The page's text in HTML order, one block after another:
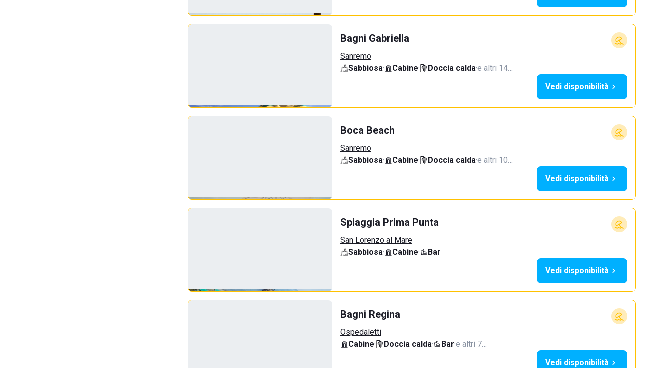
Bagni Gabriella
Sanremo
Sabbiosa· Cabine· Doccia calda·e altri 14…
Vedi disponibilità
Boca Beach
Sanremo
Sabbiosa· Cabine· Doccia calda·e altri 10…
Vedi disponibilità
Spiaggia Prima Punta
San Lorenzo al Mare
Sabbiosa· Cabine·
Bar
Vedi disponibilità
Bagni Regina
Ospedaletti
Cabine· Doccia calda· Bar·e altri 7…
Vedi disponibilità